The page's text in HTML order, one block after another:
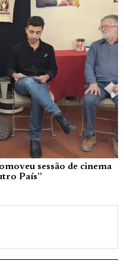
sessão de cinema
País”